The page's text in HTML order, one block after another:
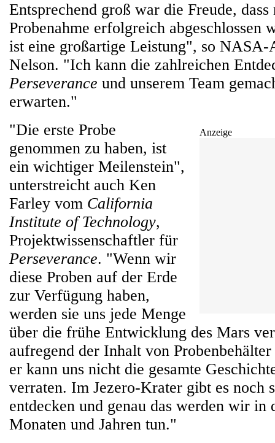
Entsprechend groß war die Freude, dass
Probenahme erfolgreich abgeschlossen
ist eine großartige Leistung", so
Nelson. "Ich kann die zahlreichen
Perseverance und unserem Team
erwarten."
Anzeige
"Die erste Probe
genommen zu haben, ist
ein wichtiger Meilenstein",
unterstreicht auch Ken
Farley vom California
Institute of Technology,
Projektwissenschaftler für
Perseverance. "Wenn wir
diese Proben auf der Erde
zur Verfügung haben,
werden sie uns jede Menge
über die frühe Entwicklung des Mars
aufregend der Inhalt von
er kann uns nicht die gesamte
verraten. Im Jezero-Krater gibt es noch
entdecken und genau das werden wir in
Monaten und Jahren tun."